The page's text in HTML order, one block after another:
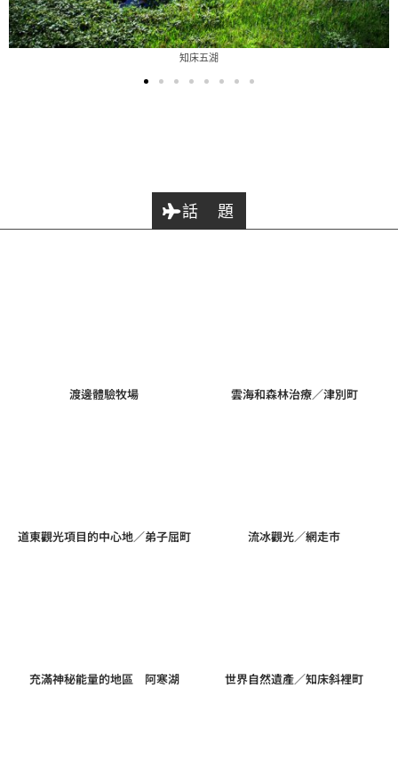
知床五湖
話 題
渡邊體驗牧場 雲海和森林治療／津別町
道東觀光項目的中心地／弟子屈町 流冰觀光／網走市
充滿神秘能量的地區 阿寒湖 世界自然遺產／知床斜裡町